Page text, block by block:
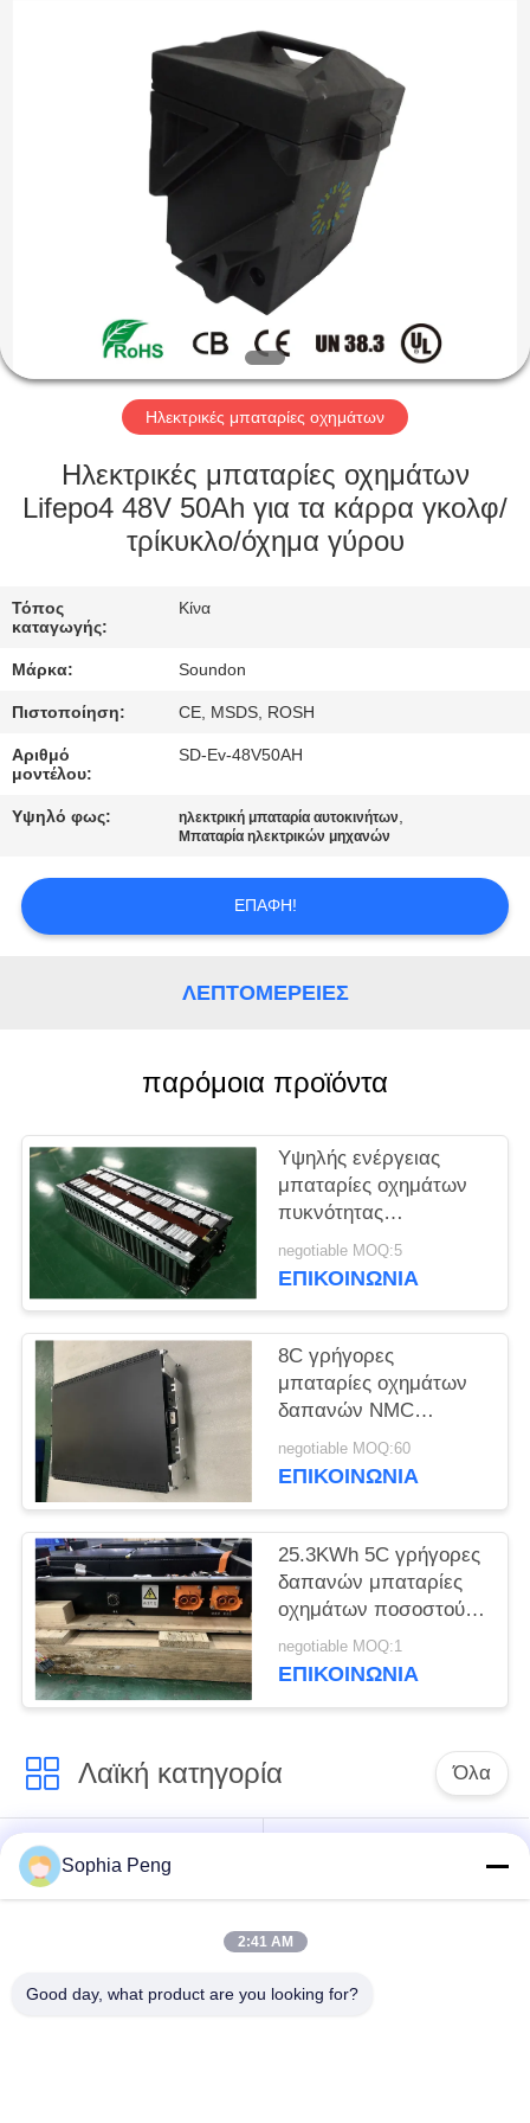
ΠΡΟΪΌΝΤΑ
ΕΜΦΆΝΙΣΗ
ΠΕΡΊΠΟΥ
ΓΎΡΟΣ
ΕΡΓΟΣΤΑΣΊΩΝ
ΠΟΙΟΤΙΚΌΣ
ΈΛΕΓΧΟΣ
ΜΑΣ
ΕΛΆΤΕ
ΣΕ
ΜΕ
ΠΟΛΙΤΙΚΉ
ΑΠΟΡΡΉΤΟΥ
Ηλεκτρικές μπαταρίες οχημάτων
Ηλεκτρικές μπαταρίες οχημάτων
Lifepo4 48V 50Ah για τα κάρρα γκολφ/
τρίκυκλο/όχημα γύρου
Τόπος
καταγωγής:
Κίνα
Μάρκα: Soundon
Πιστοποίηση: CE, MSDS, ROSH
Αριθμό
μοντέλου:
SD-Ev-48V50AH
Υψηλό φως: ηλεκτρική μπαταρία αυτοκινήτων,
Μπαταρία ηλεκτρικών μηχανών
ΕΠΑΦΉ!
ΛΕΠΤΟΜΈΡΕΙΕΣ
παρόμοια προϊόντα
Υψηλής ενέργειας
μπαταρίες οχημάτων
πυκνότητας
29.2V128Ah ηλεκτρικές
για το αυτοκίνητο,
negotiable MOQ:5
ΕΠΙΚΟΙΝΩΝΊΑ
8C γρήγορες
μπαταρίες οχημάτων
δαπανών NMC
ηλεκτρικές για το
πακέτο μπαταριών
negotiable MOQ:60
ΕΠΙΚΟΙΝΩΝΊΑ
25.3KWh 5C γρήγορες
δαπανών μπαταρίες
οχημάτων ποσοστού
ηλεκτρικές για PHEV
και HEV
negotiable MOQ:1
ΕΠΙΚΟΙΝΩΝΊΑ
Λαϊκή κατηγορία Όλα
Ηλεκτρική μπαταρία
μοτοσικλετών
αποθήκευσης
αποθήκευσης
Μπαταρία NMC
Sophia Peng
2:41 AM
Good day, what product are you looking for?